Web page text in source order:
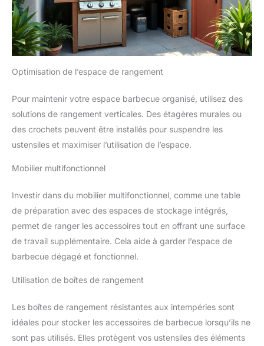
Optimisation de l’espace de rangement
Pour maintenir votre espace barbecue organisé, utilisez des
solutions de rangement verticales. Des étagères murales ou
des crochets peuvent être installés pour suspendre les
ustensiles et maximiser l’utilisation de l’espace.
Mobilier multifonctionnel
Investir dans du mobilier multifonctionnel, comme une table
de préparation avec des espaces de stockage intégrés,
permet de ranger les accessoires tout en offrant une surface
de travail supplémentaire. Cela aide à garder l’espace de
barbecue dégagé et fonctionnel.
Utilisation de boîtes de rangement
Les boîtes de rangement résistantes aux intempéries sont
idéales pour stocker les accessoires de barbecue lorsqu’ils ne
sont pas utilisés. Elles protègent vos ustensiles des éléments